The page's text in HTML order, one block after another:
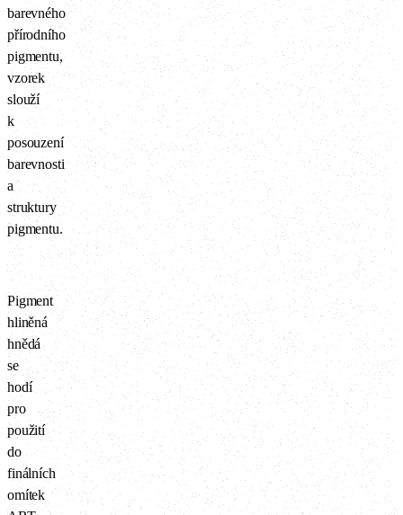
barevného
přírodního
pigmentu,
vzorek
slouží
k
posouzení
barevnosti
a
struktury
pigmentu.
Pigment
hliněná
hnědá
se
hodí
pro
použití
do
finálních
omítek